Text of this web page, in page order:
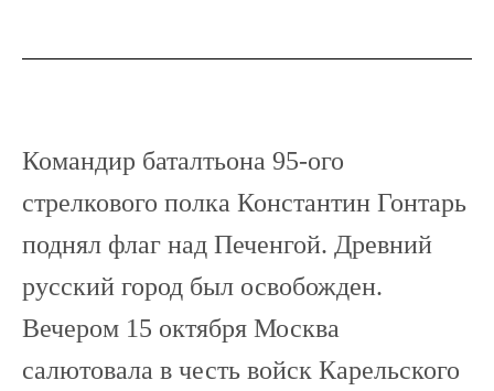
Командир баталтьона 95-ого
стрелкового полка Константин Гонтарь
поднял флаг над Печенгой. Древний
русский город был освобожден.
Вечером 15 октября Москва
салютовала в честь войск Карельского